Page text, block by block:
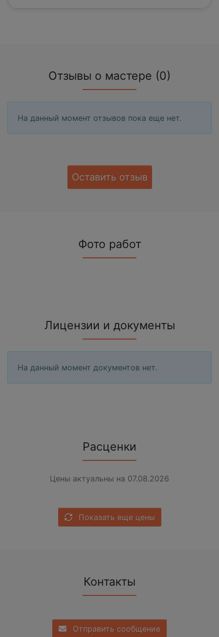
Отзывы о мастере (0)
На данный момент отзывов пока еще нет.
Оставить отзыв
Фото работ
Лицензии и документы
На данный момент документов нет.
Расценки
Цены актуальны на 07.08.2026
Показать еще цены
Контакты
Отправить сообщение